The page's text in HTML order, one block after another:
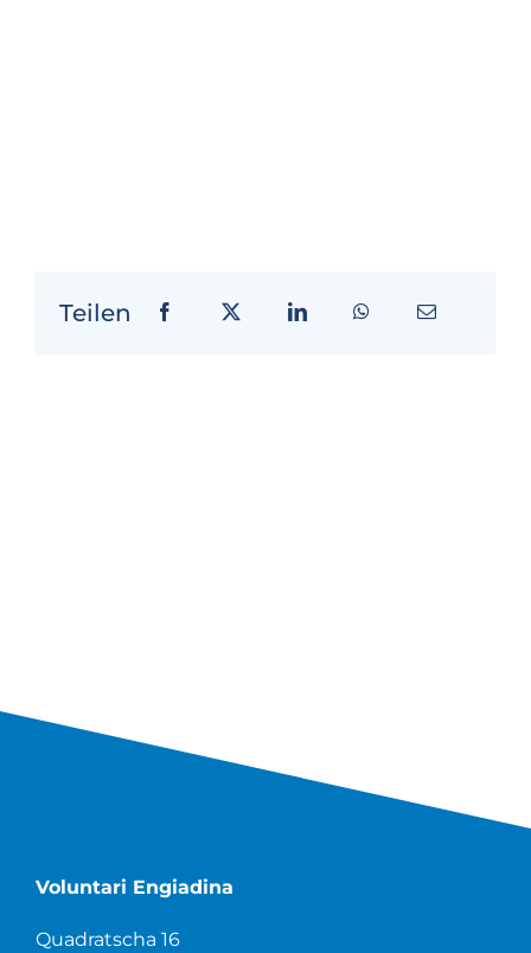
Teilen
Voluntari Engiadina
Quadratscha 16